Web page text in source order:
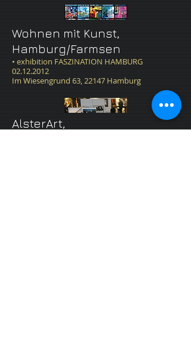
Wohnen mit Kunst,
Hamburg/Farmsen
• exhibition FASZINATION HAMBURG
02.12.2012
Im Wiesengrund 63,22147 Hamburg
AlsterArt,
Hamburg/Poppenbüttel